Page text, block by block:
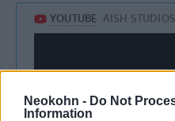
Neokohn - Do Not
Information